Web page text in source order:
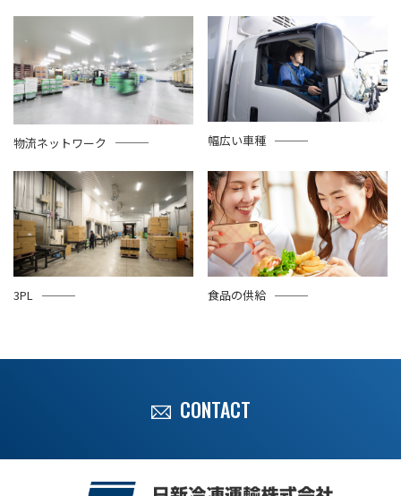
物流ネットワーク 幅広い車種
3PL 食品の供給
CONTACT